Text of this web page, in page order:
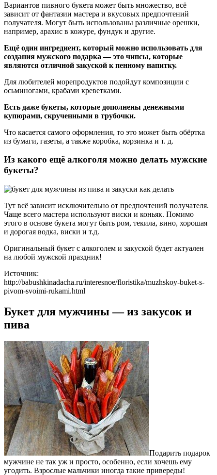
Вариантов пивного букета может быть множество, всё
зависит от фантазии мастера и вкусовых предпочтений
получателя. Могут быть использованы различные орешки,
например, арахис в кожуре, фундук и другие.
Ещё один ингредиент, который можно использовать для
создания мужского подарка — это чипсы, которые
являются отличной закуской к пенному напитку.
Для любителей морепродуктов подойдут композиции с
осьминогами, крабами креветками.
Есть даже букеты, которые дополнены денежными
купюрами, скрученными в трубочки.
Что касается самого оформления, то это может быть обёртка
из бумаги, газеты, а также коробка, корзинка и т. д.
Из какого ещё алкоголя можно делать мужские
букеты?
Тут всё зависит исключительно от предпочтений получателя.
Чаще всего мастера используют виски и коньяк. Помимо
этого в основе букета могут быть ром, текила, вино, хорошая
и дорогая водка, виски и т.д.
Оригинальный букет с алкоголем и закуской будет актуален
на любой мужской праздник!
Источник:
http://babushkinadacha.ru/interesnoe/floristika/muzhskoy-buket-s-
pivom-svoimi-rukami.html
Букет для мужчины — из закусок и
пива
Подарить подарок
мужчине не так уж и просто, особенно, если хочешь ему
угодить. Взрослые мальчики иногда такие привереды!